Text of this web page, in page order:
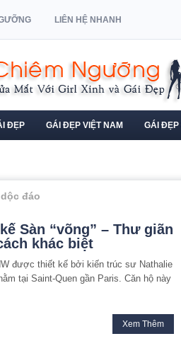
LIÊN HỆ NHANH
ĐẸP GÁI ĐẸP VIỆT NAM GÁI ĐẸP
đáo
Sàn “võng” – Thư giãn
khác biệt
được thiết kế bởi kiến trúc sư Nathalie
tại Saint-Quen gần Paris. Căn hộ này
Xem Thêm